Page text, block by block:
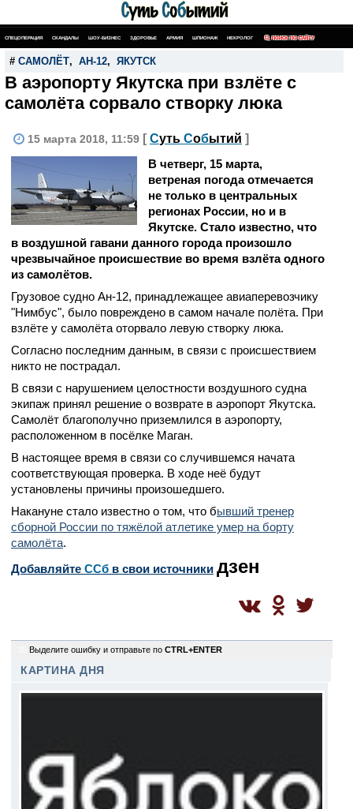
СПЕЦОПЕРАЦИЯ СКАНДАЛЫ ШОУ-БИЗНЕС ЗДОРОВЬЕ АРМИЯ ШПИОНАЖ НЕКРОЛОГ ПОИСК ПО САЙТУ
# САМОЛЁТ, АН-12, ЯКУТСК
В аэропорту Якутска при взлёте с
самолёта сорвало створку люка
15 марта 2018, 11:59 [ Суть Событий ]
В четверг, 15 марта,
ветреная погода отмечается
не только в центральных
регионах России, но и в
Якутске. Стало известно, что
в воздушной гавани данного города произошло
чрезвычайное происшествие во время взлёта одного
из самолётов.
Грузовое судно Ан-12, принадлежащее авиаперевозчику
"Нимбус", было повреждено в самом начале полёта. При
взлёте у самолёта оторвало левую створку люка.
Согласно последним данным, в связи с происшествием
никто не пострадал.
В связи с нарушением целостности воздушного судна
экипаж принял решение о возврате в аэропорт Якутска.
Самолёт благополучно приземлился в аэропорту,
расположенном в посёлке Маган.
В настоящее время в связи со случившемся начата
соответствующая проверка. В ходе неё будут
установлены причины произошедшего.
Накануне стало известно о том, что бывший тренер
сборной России по тяжёлой атлетике умер на борту
самолёта.
Добавляйте CСб в свои источники дзен
Выделите ошибку и отправьте по CTRL+ENTER
КАРТИНА ДНЯ